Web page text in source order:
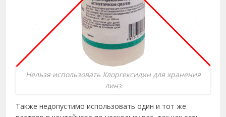
Нельзя использовать Хлоргексидин для хранения
линз
Также недопустимо использовать один и тот же